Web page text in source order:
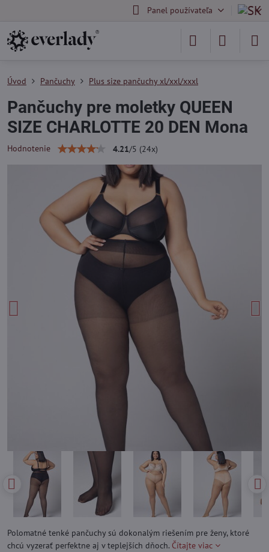
Panel používateľa
Úvod Pančuchy Plus size pančuchy xl/xxl/xxxl
Pančuchy pre moletky QUEEN
SIZE CHARLOTTE 20 DEN Mona
Hodnotenie 4.21/5 (24x)
Polomatné tenké pančuchy sú dokonalým riešením pre ženy, ktoré
chcú vyzerať perfektne aj v teplejších dňoch. Čítajte viac